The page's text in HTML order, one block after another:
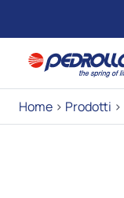
Home > Prodotti >